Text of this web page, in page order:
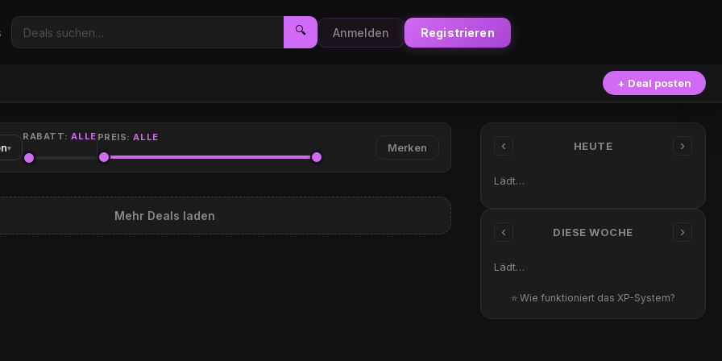
🔍 Anmelden Registrieren
+ Deal posten
▾
RABATT:ALLE PREIS:ALLE
Merken
Mehr Deals laden
‹ HEUTE ›
Lädt…
‹ DIESE WOCHE ›
Lädt…
⭐ Wie funktioniert das XP-System?